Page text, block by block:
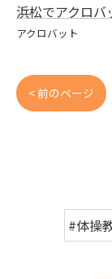
浜松でアクロバ
アクロバット
< 前のページ
#体操